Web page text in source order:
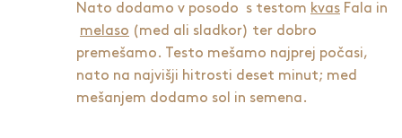
Nato dodamo v posodo s testom kvas Fala in
melaso (med ali sladkor) ter dobro
premešamo. Testo mešamo najprej počasi,
nato na najvišji hitrosti deset minut; med
mešanjem dodamo sol in semena.